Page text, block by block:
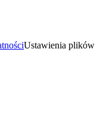
Ustawienia plików